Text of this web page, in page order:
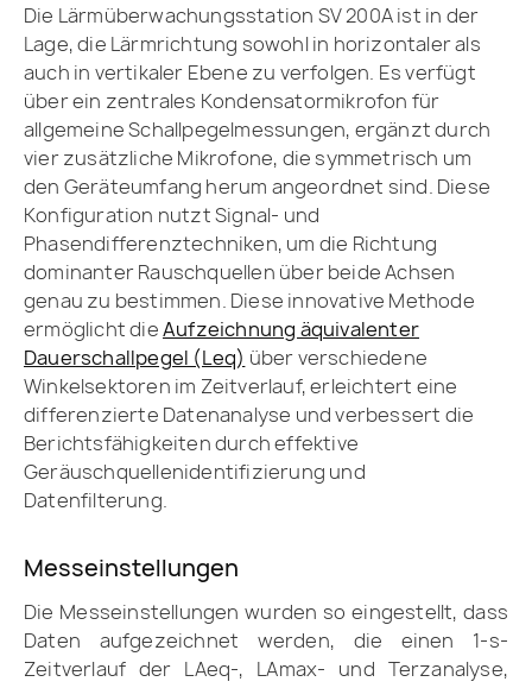
Die Lärmüberwachungsstation SV 200A ist in der
Lage, die Lärmrichtung sowohl in horizontaler als
auch in vertikaler Ebene zu verfolgen. Es verfügt
über ein zentrales Kondensatormikrofon für
allgemeine Schallpegelmessungen, ergänzt durch
vier zusätzliche Mikrofone, die symmetrisch um
den Geräteumfang herum angeordnet sind. Diese
Konfiguration nutzt Signal- und
Phasendifferenztechniken, um die Richtung
dominanter Rauschquellen über beide Achsen
genau zu bestimmen. Diese innovative Methode
ermöglicht dieAufzeichnung äquivalenter
Dauerschallpegel (Leq) über verschiedene
Winkelsektoren im Zeitverlauf, erleichtert eine
differenzierte Datenanalyse und verbessert die
Berichtsfähigkeiten durch effektive
Geräuschquellenidentifizierung und
Datenfilterung.
Messeinstellungen
Die Messeinstellungen wurden so eingestellt, dass
Daten aufgezeichnet werden, die einen 1-s-
Zeitverlauf der LAeq-, LAmax- und Terzanalyse,